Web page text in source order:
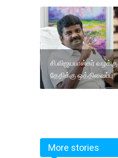
சி.விஜயபாஸ்கர்
தேதிக்கு ஒத்திவைப்பு
More stories